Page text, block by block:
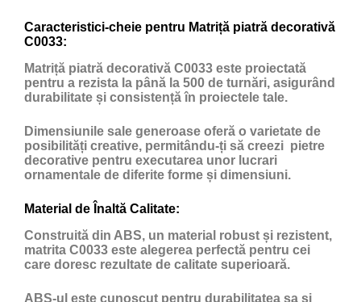
Caracteristici-cheie pentru Matriță piatră decorativă
C0033:
Matriță piatră decorativă C0033 este proiectată
pentru a rezista la până la 500 de turnări, asigurând
durabilitate și consistență în proiectele tale.
Dimensiunile sale generoase oferă o varietate de
posibilități creative, permitându-ți să creezi pietre
decorative pentru executarea unor lucrari
ornamentale de diferite forme și dimensiuni.
Material de Înaltă Calitate:
Construită din ABS, un material robust și rezistent,
matrita C0033 este alegerea perfectă pentru cei
care doresc rezultate de calitate superioară.
ABS-ul este cunoscut pentru durabilitatea sa și